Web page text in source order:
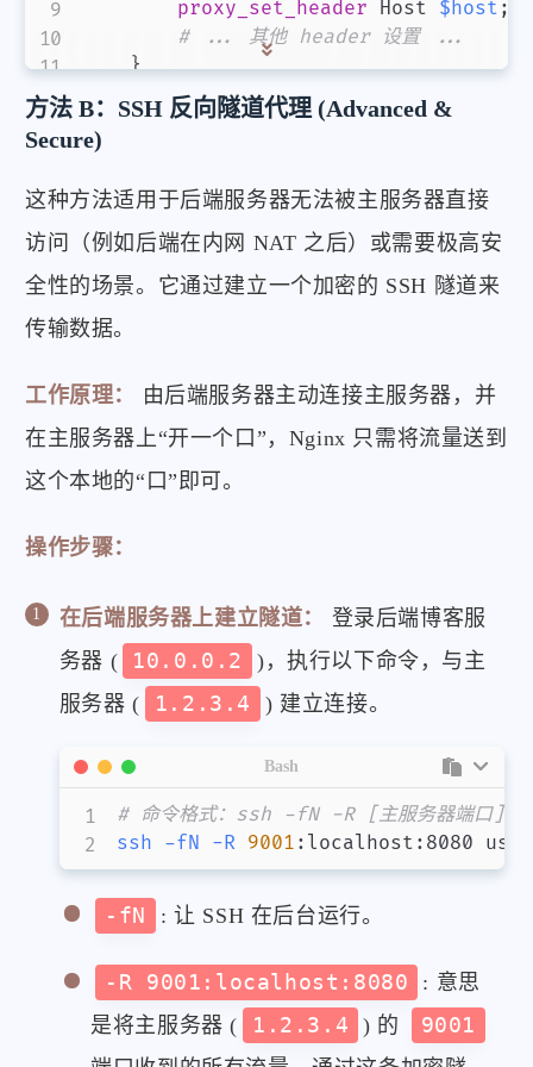
proxy_set_header Host $host ;
# ... 其他 header 设置 ...
}
方法 B：SSH 反向隧道代理 (Advanced &
Secure)
这种方法适用于后端服务器无法被主服务器直接
访问（例如后端在内网 NAT 之后）或需要极高安
全性的场景。它通过建立一个加密的 SSH 隧道来
传输数据。
工作原理：
由后端服务器主动连接主服务器，并
在主服务器上“开一个口”，Nginx 只需将流量送到
这个本地的“口”即可。
操作步骤：
在后端服务器上建立隧道：
登录后端博客服
务器 (
10.0.0.2
)，执行以下命令，与主
服务器 (
1.2.3.4 ) 建立连接。
# 命令格式：ssh -fN -R [主服务器端口
ssh -fN -R 9001 :localhost:8080
Bash
-fN : 让 SSH 在后台运行。
-R 9001:localhost:8080
: 意思
是将主服务器 (
1.2.3.4 ) 的
9001